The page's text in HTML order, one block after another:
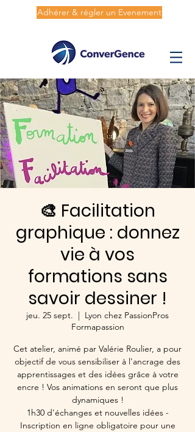
Adhérer & régler un Evenement
🎨 Facilitation
graphique : donnez
vie à vos
formations sans
savoir dessiner !
jeu. 25 sept.
  |
Lyon chez PassionPros
Formapassion
Cet atelier, animé par Valérie Roulier, a pour
objectif de vous sensibiliser à l'ancrage des
apprentissages et des idées grâce à votre
encre ! Vos animations en seront que plus
dynamiques !
1h30 d'échanges et nouvelles idées -
Inscription en ligne obligatoire pour une